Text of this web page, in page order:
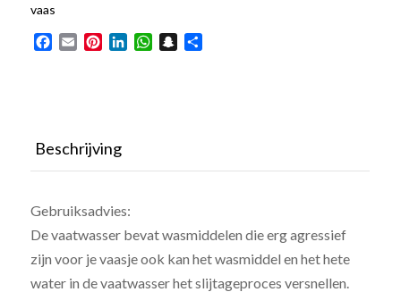
vaas
Facebook
Email PinterestLinkedInWhatsApp
Snapchat
Beschrijving
Gebruiksadvies:
De vaatwasser bevat wasmiddelen die erg agressief
zijn voor je vaasje ook kan het wasmiddel en het hete
water in de vaatwasser het slijtageproces versnellen.